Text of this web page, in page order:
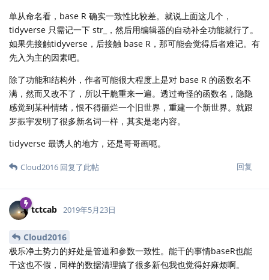
单从命名看，base R 确实一致性比较差。就说上面这几个，
tidyverse 只需记一下 str_，然后用编辑器的自动补全功能就行了。
如果先接触tidyverse，后接触 base R，那可能会觉得后者难记。有
先入为主的因素吧。
除了功能和结构外，作者可能很大程度上是对 base R 的函数名不
满，然而又改不了，所以干脆重来一遍。透过奇怪的函数名，隐隐
感觉到某种情绪，恨不得砸烂一个旧世界，重建一个新世界。就跟
罗振宇发明了很多新名词一样，其实是老内容。
tidyverse 最诱人的地方，还是哥哥画呃。
回复
Cloud2016 回复了此帖
tctcab 2019年5月23日
Cloud2016
极乐净土势力的好处是管道和参数一致性。能干的事情baseR也能
干这也不假，同样的数据清理搞了很多新包我也觉得好麻烦啊。